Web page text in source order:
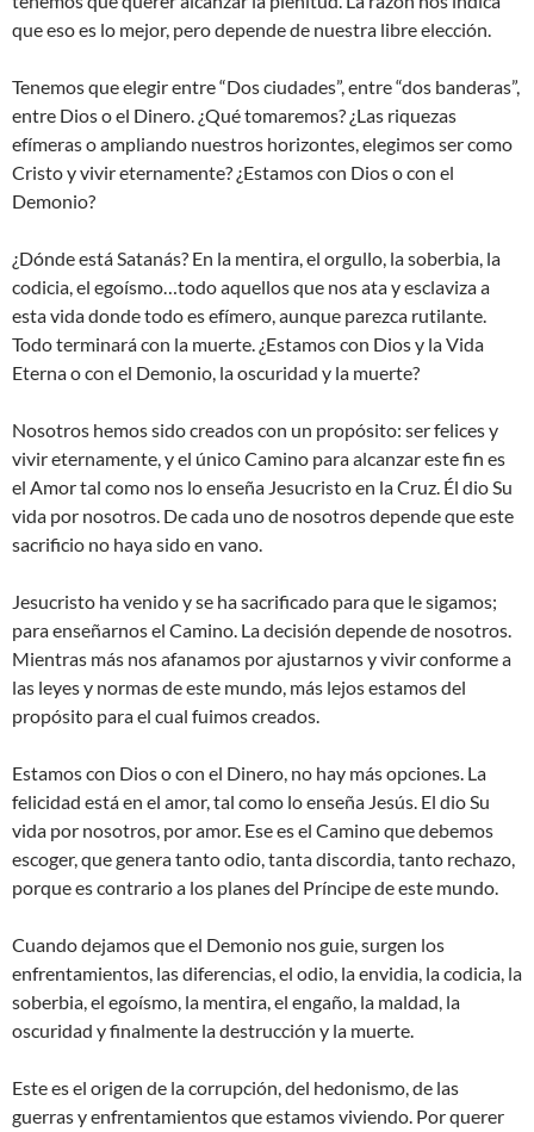
que eso es lo mejor, pero depende de nuestra libre elección.
Tenemos que elegir entre “Dos ciudades”, entre “dos banderas”,
entre Dios o el Dinero. ¿Qué tomaremos? ¿Las riquezas
efímeras o ampliando nuestros horizontes, elegimos ser como
Cristo y vivir eternamente? ¿Estamos con Dios o con el
Demonio?
¿Dónde está Satanás? En la mentira, el orgullo, la soberbia, la
codicia, el egoísmo…todo aquellos que nos ata y esclaviza a
esta vida donde todo es efímero, aunque parezca rutilante.
Todo terminará con la muerte. ¿Estamos con Dios y la Vida
Eterna o con el Demonio, la oscuridad y la muerte?
Nosotros hemos sido creados con un propósito: ser felices y
vivir eternamente, y el único Camino para alcanzar este fin es
el Amor tal como nos lo enseña Jesucristo en la Cruz. Él dio Su
vida por nosotros. De cada uno de nosotros depende que este
sacrificio no haya sido en vano.
Jesucristo ha venido y se ha sacrificado para que le sigamos;
para enseñarnos el Camino. La decisión depende de nosotros.
Mientras más nos afanamos por ajustarnos y vivir conforme a
las leyes y normas de este mundo, más lejos estamos del
propósito para el cual fuimos creados.
Estamos con Dios o con el Dinero, no hay más opciones. La
felicidad está en el amor, tal como lo enseña Jesús. El dio Su
vida por nosotros, por amor. Ese es el Camino que debemos
escoger, que genera tanto odio, tanta discordia, tanto rechazo,
porque es contrario a los planes del Príncipe de este mundo.
Cuando dejamos que el Demonio nos guie, surgen los
enfrentamientos, las diferencias, el odio, la envidia, la codicia, la
soberbia, el egoísmo, la mentira, el engaño, la maldad, la
oscuridad y finalmente la destrucción y la muerte.
Este es el origen de la corrupción, del hedonismo, de las
guerras y enfrentamientos que estamos viviendo. Por querer